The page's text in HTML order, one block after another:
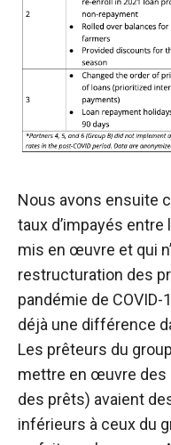
Nous avons ensuite
taux d’impayés
mis en œuvre et qui
restructuration des
pandémie de COVID-
déjà une différence
Les prêteurs du
mettre en œuvre des
des prêts) avaient
inférieurs à ceux du